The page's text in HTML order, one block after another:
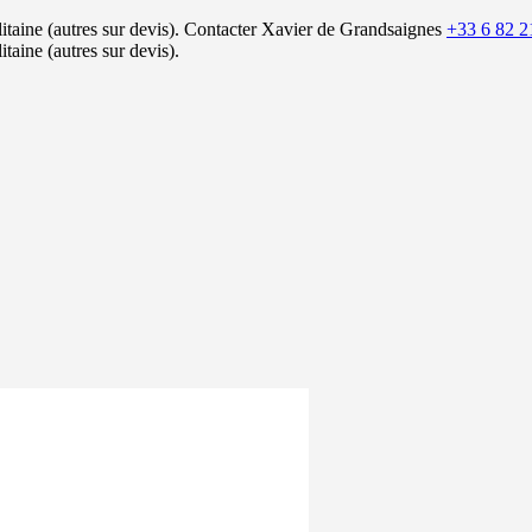
(autres sur devis). Contacter Xavier de Grandsaignes +33 6 82
(autres sur devis).